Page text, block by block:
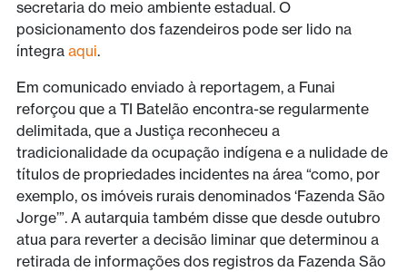
secretaria do meio ambiente estadual. O
posicionamento dos fazendeiros pode ser lido na
íntegra aqui.
Em comunicado enviado à reportagem, a Funai
reforçou que a TI Batelão encontra-se regularmente
delimitada, que a Justiça reconheceu a
tradicionalidade da ocupação indígena e a nulidade de
títulos de propriedades incidentes na área “como, por
exemplo, os imóveis rurais denominados ‘Fazenda São
Jorge’”. A autarquia também disse que desde outubro
atua para reverter a decisão liminar que determinou a
retirada de informações dos registros da Fazenda São